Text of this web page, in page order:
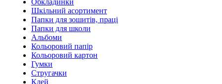
Обкладинки
Шкільний асортимент
Папки для зошитів, праці
Папки для школи
Альбоми
Кольоровий папір
Кольоровий картон
Гумки
Стругачки
Клей